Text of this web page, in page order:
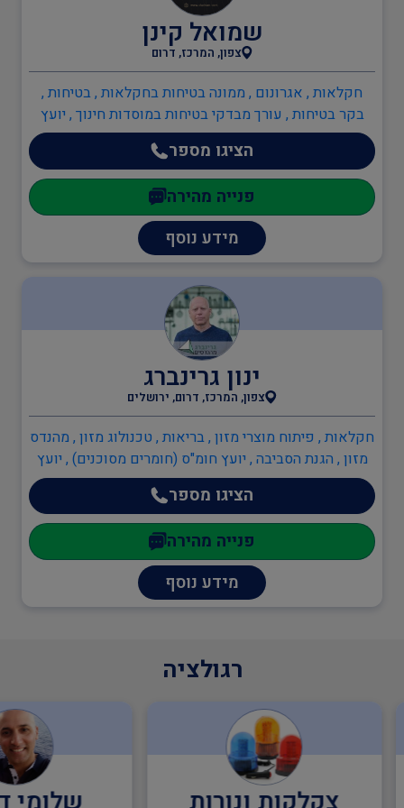
אדריכלים
ענף הבנייה
תעבורה
יועצים משפטיים
מהנדסים והנדסאים
מעבדות מוסמכות
בטיחות אש , ממונה בטיחות אש , הגנת הסביבה , יועץ
14001 , מהנדסי סביבה , ממונה קרינה מייננת , מהנדסים
והנדסאים , הנדסאי כימיה , מהנדס כימיה , מהנדסי בטיחות
שמואל קינן
צפון, המרכז, דרום
חקלאות , אגרונום , ממונה בטיחות בחקלאות , בטיחות ,
בקר בטיחות , עורך מבדקי בטיחות במוסדות חינוך , יועץ
חומרים מסוכנים (חומ"ס) , יועץ בטיחות בעבודה , יועץ ISO
45001 , יועץ ISO 9001 , מדריך עבודה בגובה , ממונה
בטיחות בבניה , ממונה בטיחות בעבודה , ממונה בטיחות אש
, הגנת הסביבה , יועץ חומ"ס (חומרים מסוכנים) , יועץ הגנת
הסביבה , יועץ ISO 14001
הציגו מספר
פנייה מהירה
מידע נוסף
ינון גרינברג
צפון, המרכז, דרום, ירושלים
חקלאות , פיתוח מוצרי מזון , בריאות , טכנולוג מזון , מהנדס
מזון , הגנת הסביבה , יועץ חומ"ס (חומרים מסוכנים) , יועץ
הגנת הסביבה , מהנדסי סביבה , מהנדסים והנדסאים ,
הנדסאי ביוטכנולוגיה , מהנדס כימיה , מהנדס מזון , מהנדסי
סביבה , מהנדסי אנרגיה מתחדשת
הציגו מספר
פנייה מהירה
מידע נוסף
רגולציה